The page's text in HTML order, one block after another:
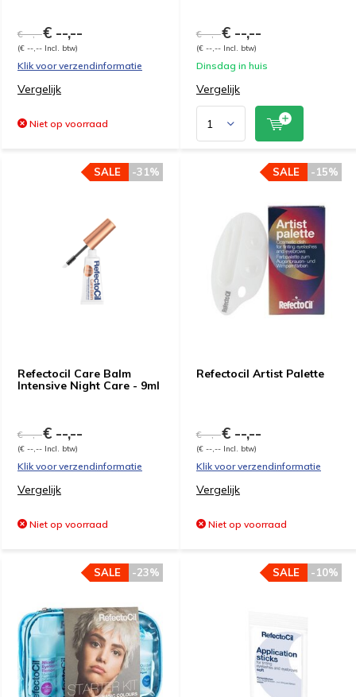
€ --,--€ --,--
(€ --,-- Incl. btw)
Klik voor verzendinformatie
Vergelijk
Niet op voorraad
€ --,--€ --,--
(€ --,-- Incl. btw)
Dinsdag in huis
Vergelijk
Refectocil Care Balm
Intensive Night Care - 9ml
-31%
SALE
€ --,--€ --,--
(€ --,-- Incl. btw)
Klik voor verzendinformatie
Vergelijk
Niet op voorraad
Refectocil Artist Palette
-15%
SALE
€ --,--€ --,--
(€ --,-- Incl. btw)
Klik voor verzendinformatie
Vergelijk
Niet op voorraad
-23%
SALE -10%
SALE